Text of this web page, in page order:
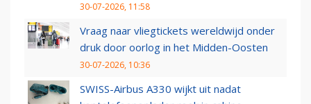
30-07-2026, 11:58
Vraag naar vliegtickets wereldwijd onder
druk door oorlog in het Midden-Oosten
30-07-2026, 10:36
SWISS-Airbus A330 wijkt uit nadat